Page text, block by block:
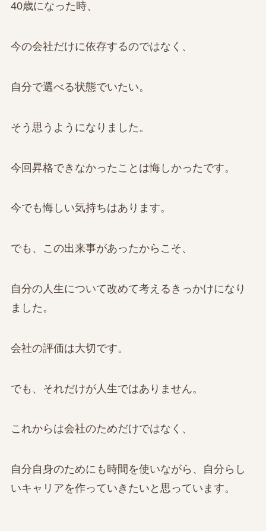
40歳になった時、
今の会社だけに依存するのではなく、
自分で選べる状態でいたい。
そう思うようになりました。
今回昇格できなかったことは悔しかったです。
今でも悔しい気持ちはあります。
でも、この出来事があったからこそ、
自分の人生について改めて考えるきっかけになり
ました。
会社の評価は大切です。
でも、それだけが人生ではありません。
これからは会社のためだけではなく、
自分自身のためにも時間を使いながら、自分らし
いキャリアを作っていきたいと思っています。